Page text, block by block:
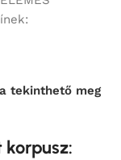
tekinthető meg